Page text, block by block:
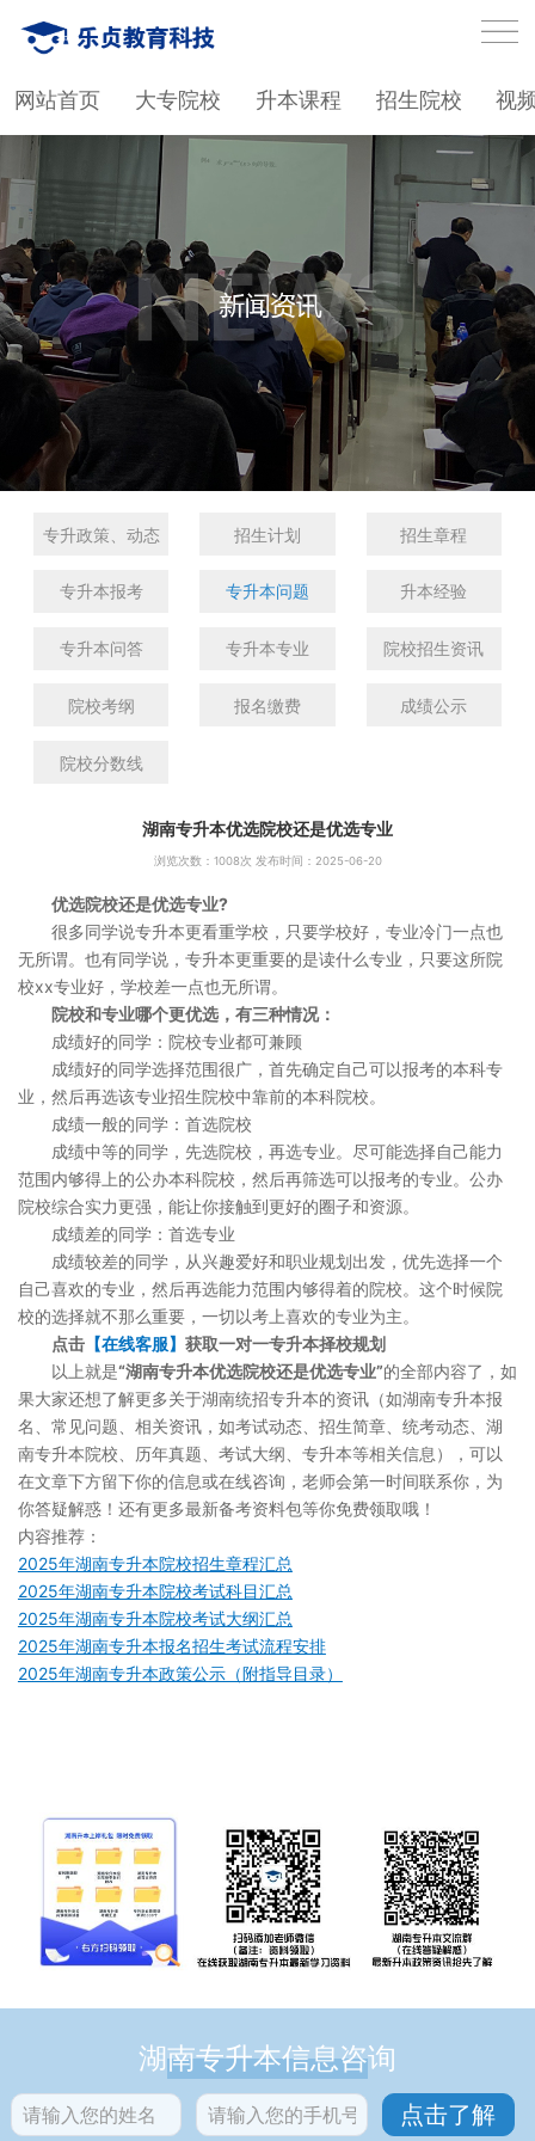
网站首页 大专院校 升本课程 招生院校 视
专升政策、动态 招生计划 招生章程
专升本报考 专升本问题 升本经验
专升本问答 专升本专业 院校招生资讯
院校考纲 报名缴费 成绩公示
院校分数线
湖南专升本优选院校还是优选专业
浏览次数： 1008次 发布时间：2025-06-20
优选院校还是优选专业?
很多同学说专升本更看重学校，只要学校好，专业冷门一点也
无所谓。也有同学说，专升本更重要的是读什么专业，只要这所院
校xx专业好，学校差一点也无所谓。
院校和专业哪个更优选，有三种情况：
成绩好的同学：院校专业都可兼顾
成绩好的同学选择范围很广，首先确定自己可以报考的本科专
业，然后再选该专业招生院校中靠前的本科院校。
成绩一般的同学：首选院校
成绩中等的同学，先选院校，再选专业。尽可能选择自己能力
范围内够得上的公办本科院校，然后再筛选可以报考的专业。公办
院校综合实力更强，能让你接触到更好的圈子和资源。
成绩差的同学：首选专业
成绩较差的同学，从兴趣爱好和职业规划出发，优先选择一个
自己喜欢的专业，然后再选能力范围内够得着的院校。这个时候院
校的选择就不那么重要，一切以考上喜欢的专业为主。
点击【在线客服】 获取一对一专升本择校规划
以上就是“湖南专升本优选院校还是优选专业”的全部内容了，如
果大家还想了解更多关于湖南统招专升本的资讯（如湖南专升本报
名、常见问题、相关资讯，如考试动态、招生简章、统考动态、湖
南专升本院校、历年真题、考试大纲、专升本等相关信息），可以
在文章下方留下你的信息或在线咨询，老师会第一时间联系你，为
你答疑解惑！还有更多最新备考资料包等你免费领取哦！
内容推荐：
2025年湖南专升本院校招生章程汇总
2025年湖南专升本院校考试科目汇总
2025年湖南专升本院校考试大纲汇总
2025年湖南专升本报名招生考试流程安排
2025年湖南专升本政策公示（附指导目录）
湖南专升本信息咨询